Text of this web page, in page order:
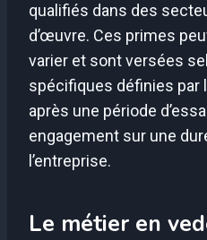
qualifiés dans des
d’œuvre. Ces primes
varier et sont versées
spécifiques définies par
après une période
engagement sur une
l’entreprise.
Le métier en